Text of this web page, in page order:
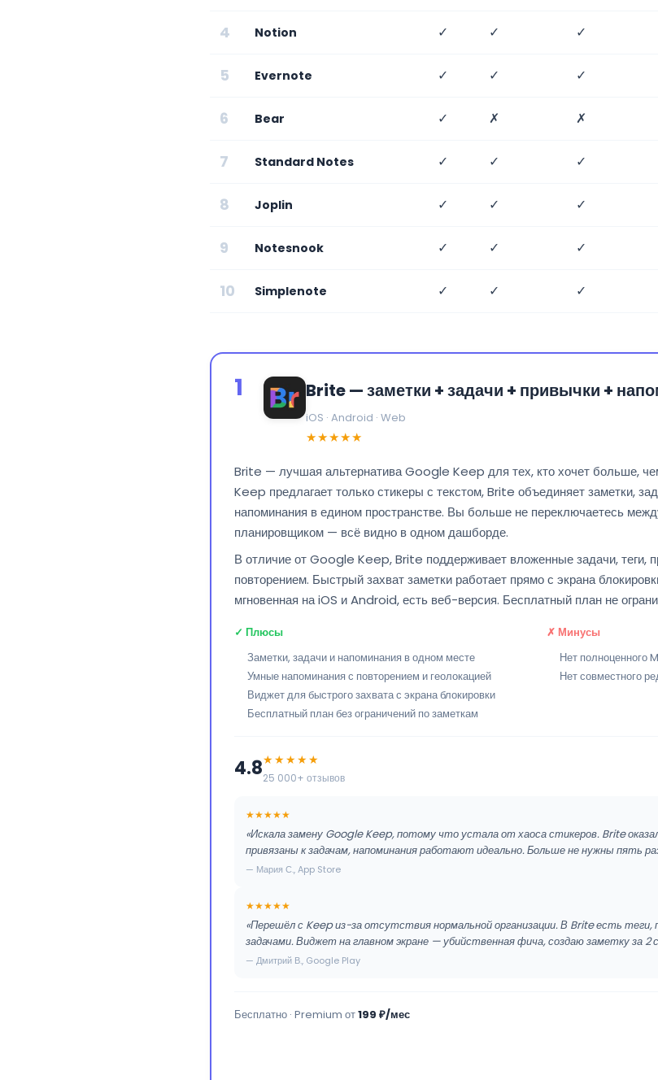
4 Notion ✓ ✓ ✓
5 Evernote ✓ ✓ ✓
6 Bear ✓ ✗ ✗
7 Standard Notes ✓ ✓ ✓
8 Joplin ✓ ✓ ✓
9 Notesnook ✓ ✓ ✓
10 Simplenote ✓ ✓ ✓
1 Brite — заметки + задачи + привычки +
iOS · Android · Web
★★★★★
Brite — лучшая альтернатива Google Keep для тех, кто хочет больше,
Keep предлагает только стикеры с текстом, Brite объединяет заметки,
напоминания в едином пространстве. Вы больше не переключаетесь
планировщиком — всё видно в одном дашборде.
В отличие от Google Keep, Brite поддерживает вложенные задачи, теги,
повторением. Быстрый захват заметки работает прямо с экрана
мгновенная на iOS и Android, есть веб-версия. Бесплатный план не
✓ Плюсы
Заметки, задачи и напоминания в одном месте
Умные напоминания с повторением и геолокацией
Виджет для быстрого захвата с экрана блокировки
Бесплатный план без ограничений по заметкам
✗ Минусы
Нет полноценного
Нет совместного
4.8★★★★★
25 000+ отзывов
★★★★★
«Искала замену Google Keep, потому что устала от хаоса стикеров. Brite
привязаны к задачам, напоминания работают идеально. Больше не нужны пять
— Мария С., App Store
★★★★★
«Перешёл с Keep из-за отсутствия нормальной организации. В Brite есть теги,
задачами. Виджет на главном экране — убийственная фича, создаю заметку за 2
— Дмитрий В., Google Play
Бесплатно · Premium от199 ₽/мес